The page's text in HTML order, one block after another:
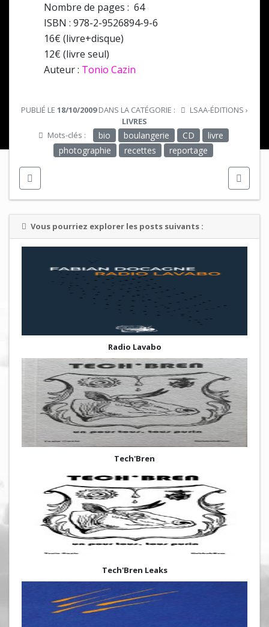
Nombre de pages : 64
ISBN : 978-2-9526894-9-6
16€ (livre+disque)
12€ (livre seul)
Auteur : Tonio Cazin
PUBLIÉ LE 18/10/2009DANS LA CATÉGORIE : LSAA-ÉDITIONS ›
LIVRES
Mots-clés :
bio boulangerie CD
livre
photographie
recettes reportage
Vous pourriez explorer les posts suivants :
Radio Lavabo
Tech'Bren
Tech'Bren Leaks